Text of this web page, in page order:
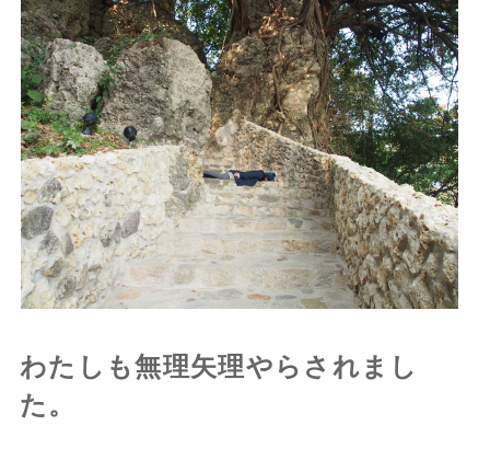
わたしも無理矢理やらされまし
た。